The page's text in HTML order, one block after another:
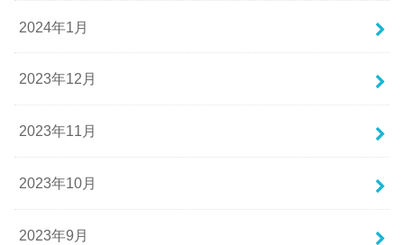
2024年1月
2023年12月
2023年11月
2023年10月
2023年9月